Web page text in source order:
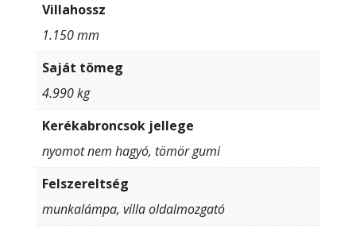
Villahossz
1.150 mm
Saját tömeg
4.990 kg
Kerékabroncsok jellege
nyomot nem hagyó, tömör gumi
Felszereltség
munkalámpa, villa oldalmozgató